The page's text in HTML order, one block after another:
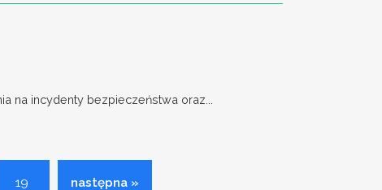
na incydenty bezpieczeństwa oraz...
19 następna »